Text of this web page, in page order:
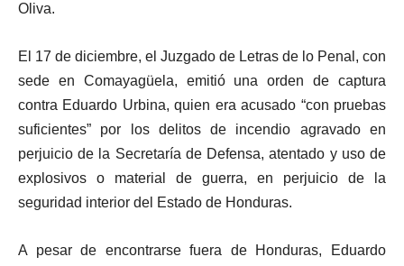
Oliva.
El 17 de diciembre, el Juzgado de Letras de lo Penal, con
sede en Comayagüela, emitió una orden de captura
contra Eduardo Urbina, quien era acusado “con pruebas
suficientes” por los delitos de incendio agravado en
perjuicio de la Secretaría de Defensa, atentado y uso de
explosivos o material de guerra, en perjuicio de la
seguridad interior del Estado de Honduras.
A pesar de encontrarse fuera de Honduras, Eduardo